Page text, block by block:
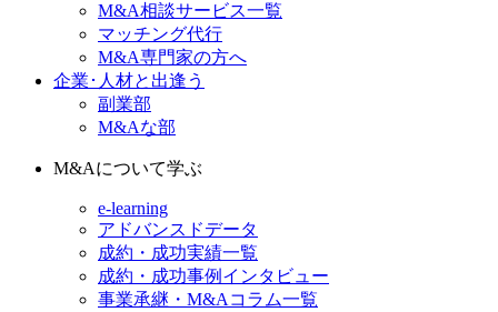
M&A相談サービス一覧
マッチング代行
M&A専門家の方へ
企業･人材と出逢う
副業部
M&Aな部
M&Aについて学ぶ
e-learning
アドバンスドデータ
成約・成功実績一覧
成約・成功事例インタビュー
事業承継・M&Aコラム一覧